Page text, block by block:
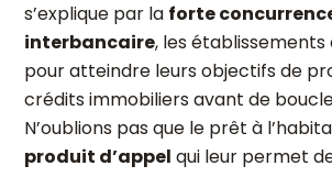
s’explique par la forte
interbancaire, les
pour atteindre leurs objectifs de
crédits immobiliers avant de
N’oublions pas que le prêt à
produit d’appel qui leur permet